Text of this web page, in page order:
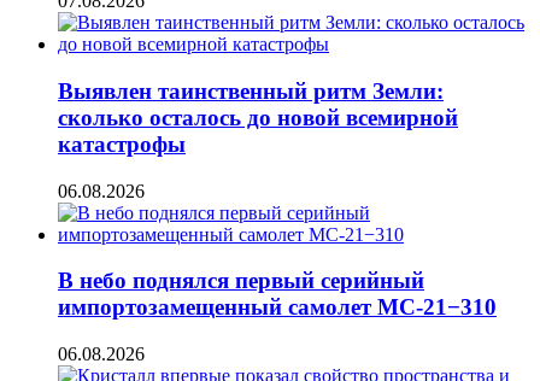
Выявлен таинственный ритм Земли:
сколько осталось до новой всемирной
катастрофы
06.08.2026
В небо поднялся первый серийный
импортозамещенный самолет МС-21−310
06.08.2026